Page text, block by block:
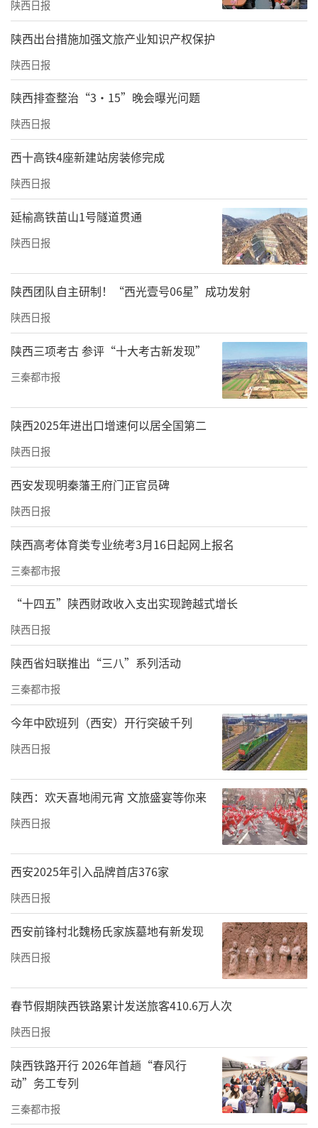
陕西日报
​陕西出台措施加强文旅产业知识产权保护
陕西日报
陕西排查整治“3·15”晚会曝光问题
陕西日报
西十高铁4座新建站房装修完成
陕西日报
延榆高铁苗山1号隧道贯通
陕西日报
陕西团队自主研制！“西光壹号06星”成功发射
陕西日报
陕西三项考古 参评“十大考古新发现”
三秦都市报
陕西2025年进出口增速何以居全国第二
陕西日报
西安发现明秦藩王府门正官员碑
陕西日报
陕西高考体育类专业统考3月16日起网上报名
三秦都市报
“十四五”陕西财政收入支出实现跨越式增长
陕西日报
陕西省妇联推出“三八”系列活动
三秦都市报
今年中欧班列（西安）开行突破千列
陕西日报
陕西：欢天喜地闹元宵 文旅盛宴等你来
陕西日报
西安2025年引入品牌首店376家
陕西日报
西安前锋村北魏杨氏家族墓地有新发现
陕西日报
春节假期陕西铁路累计发送旅客410.6万人次
陕西日报
陕西铁路开行 2026年首趟“春风行
动”务工专列
三秦都市报